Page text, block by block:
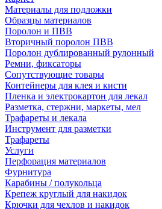
Материалы для подложки
Образцы материалов
Поролон и ПВВ
Вторичный поролон ПВВ
Поролон дублированный рулонный
Ремни, фиксаторы
Сопутствующие товары
Контейнеры для клея и кисти
Пленка и электрокартон для лекал
Разметка, стержни, маркеты, мел
Трафареты и лекала
Инструмент для разметки
Трафареты
Услуги
Перфорация материалов
Фурнитура
Карабины / полукольца
Крепеж круглый для накидок
Крючки для чехлов и накидок